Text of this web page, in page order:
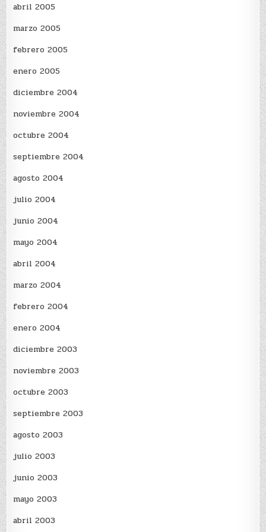
abril 2005
marzo 2005
febrero 2005
enero 2005
diciembre 2004
noviembre 2004
octubre 2004
septiembre 2004
agosto 2004
julio 2004
junio 2004
mayo 2004
abril 2004
marzo 2004
febrero 2004
enero 2004
diciembre 2003
noviembre 2003
octubre 2003
septiembre 2003
agosto 2003
julio 2003
junio 2003
mayo 2003
abril 2003